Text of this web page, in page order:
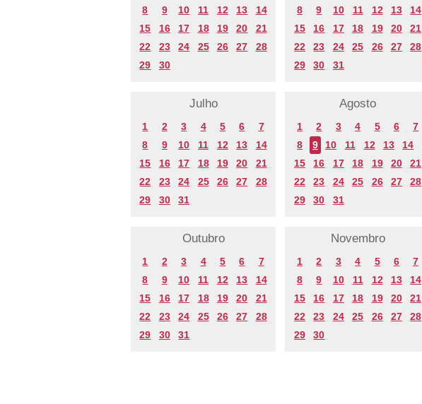
8
9 10 11 12 13
14
15
16 17 18 19 20
21
22
23 24 25 26 27
28
29
30
8
9 10 11 12 13
14
15
16 17 18 19 20
21
22
23 24 25 26 27
28
29
30 31
Julho
1 2 3 4 5 6
7
8
9 10 11 12 13
14
15
16 17 18 19 20
21
22
23 24 25 26 27
28
29
30 31
Agosto
1 2 3 4 5 6
7
8
9 10 11 12 13
14
15
16 17 18 19 20
21
22
23 24 25 26 27
28
29
30 31
Outubro
1 2 3 4 5 6
7
8
9 10 11 12 13
14
15
16 17 18 19 20
21
22
23 24 25 26 27
28
29
30 31
Novembro
1 2 3 4 5 6
7
8
9 10 11 12 13
14
15
16 17 18 19 20
21
22
23 24 25 26 27
28
29
30